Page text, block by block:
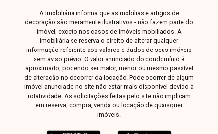
A Imobiliária informa que as mobílias e artigos de
decoração são meramente ilustrativos - não fazem parte do
imóvel, exceto nos casos de imóveis mobiliados. A
imobiliária se reserva o direito de alterar qualquer
informação referente aos valores e dados de seus imóveis
sem aviso prévio. O valor anunciado do condomínio é
aproximado, podendo ser maior, menor ou mesmo passível
de alteração no decorrer da locação. Pode ocorrer de algum
imóvel anunciado no site não estar mais disponível devido à
rotatividade. As solicitações feitas pelo site não implicam
em reserva, compra, venda ou locação de quaisquer
imóveis.